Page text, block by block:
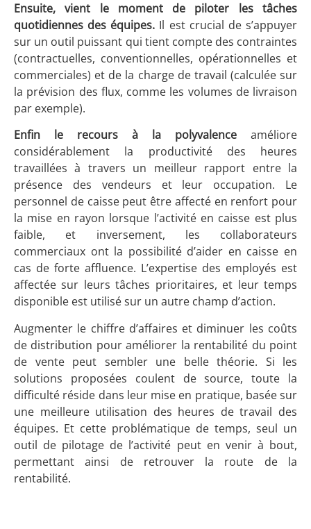
Ensuite, vient le moment de piloter les tâches
quotidiennes des équipes. Il est crucial de s’appuyer
sur un outil puissant qui tient compte des contraintes
(contractuelles, conventionnelles, opérationnelles et
commerciales) et de la charge de travail (calculée sur
la prévision des flux, comme les volumes de livraison
par exemple).
Enfin le recours à la polyvalence améliore
considérablement la productivité des heures
travaillées à travers un meilleur rapport entre la
présence des vendeurs et leur occupation. Le
personnel de caisse peut être affecté en renfort pour
la mise en rayon lorsque l’activité en caisse est plus
faible, et inversement, les collaborateurs
commerciaux ont la possibilité d’aider en caisse en
cas de forte affluence. L’expertise des employés est
affectée sur leurs tâches prioritaires, et leur temps
disponible est utilisé sur un autre champ d’action.
Augmenter le chiffre d’affaires et diminuer les coûts
de distribution pour améliorer la rentabilité du point
de vente peut sembler une belle théorie. Si les
solutions proposées coulent de source, toute la
difficulté réside dans leur mise en pratique, basée sur
une meilleure utilisation des heures de travail des
équipes. Et cette problématique de temps, seul un
outil de pilotage de l’activité peut en venir à bout,
permettant ainsi de retrouver la route de la
rentabilité.